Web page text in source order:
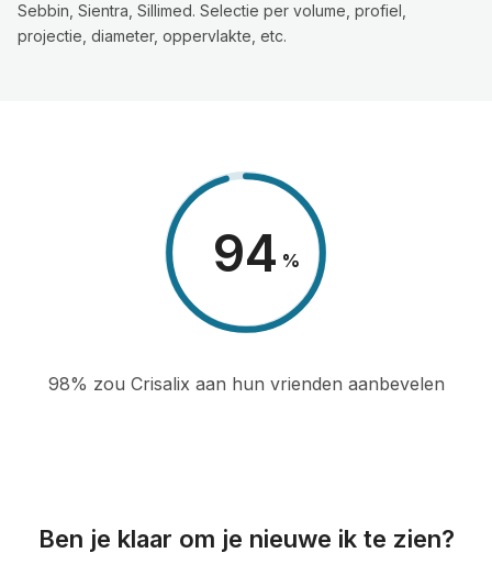
Sebbin, Sientra, Sillimed. Selectie per volume, profiel,
projectie, diameter, oppervlakte, etc.
98 %
98% zou Crisalix aan hun vrienden aanbevelen
Ben je klaar om je nieuwe ik te zien?